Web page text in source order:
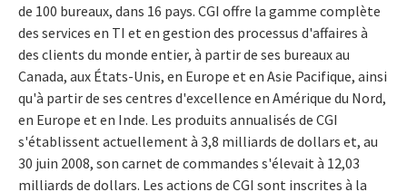
de 100 bureaux, dans 16 pays. CGI offre la gamme complète
des services en TI et en gestion des processus d'affaires à
des clients du monde entier, à partir de ses bureaux au
Canada, aux États-Unis, en Europe et en Asie Pacifique, ainsi
qu'à partir de ses centres d'excellence en Amérique du Nord,
en Europe et en Inde. Les produits annualisés de CGI
s'établissent actuellement à 3,8 milliards de dollars et, au
30 juin 2008, son carnet de commandes s'élevait à 12,03
milliards de dollars. Les actions de CGI sont inscrites à la